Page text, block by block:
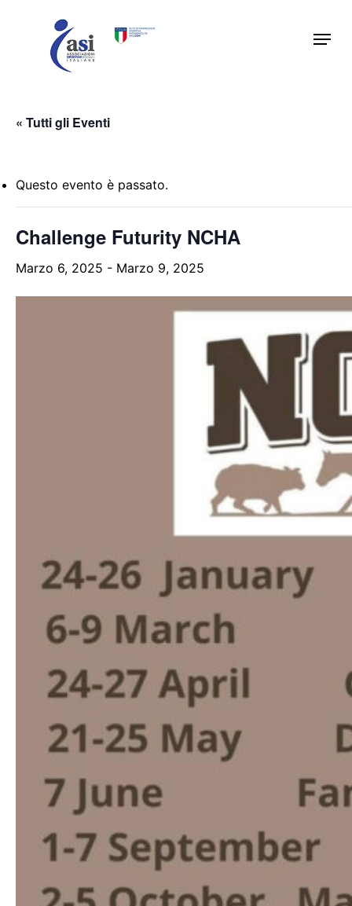
Menu
« Tutti gli Eventi
Questo evento è passato.
Challenge Futurity NCHA
Marzo 6, 2025 - Marzo 9, 2025